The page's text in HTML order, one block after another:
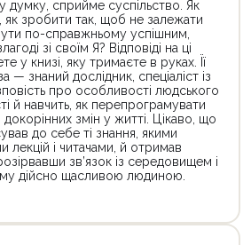
думку, сприйме суспільство. Як
як зробити так, щоб не залежати
по-справжньому успішним,
зі своїм Я? Відповіді на ці
у книзі, яку тримаєте в руках. Її
знаний дослідник, спеціаліст із
про особливості людського
й навчить, як перепрограмувати
докорінних змін у житті. Цікаво, що
до себе ті знання, якими
лекцій і читачами, й отримав
зв’язок із середовищем і
дійсно щасливою людиною.